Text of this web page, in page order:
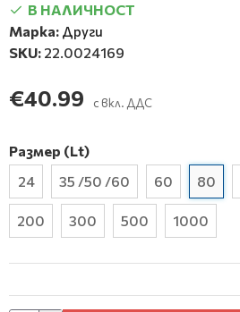
В НАЛИЧНОСТ
Марка: Други
SKU: 22.0024169
€40.99 с вкл. ДДС
Размер (Lt)
24
35 /50 /60 60 80
200 300 500 1000